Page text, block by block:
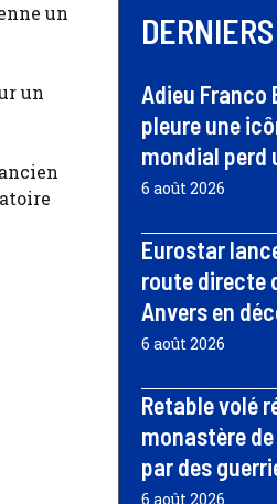
un
un
Adieu Franco
pleure une
mondial perd
6 août 2026
Eurostar
route directe
Anvers en
6 août 2026
Retable volé
monastère
par des
6 août 2026